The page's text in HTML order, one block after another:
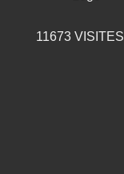
11673 VISITES